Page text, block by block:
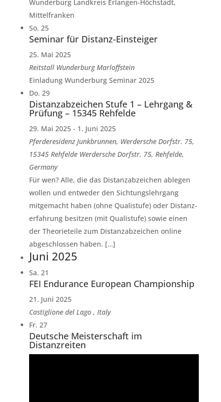
Wunderburg Landkreis Erlangen-Höchstadt,
Mittelfranken
So. 25
Seminar für Distanz-Einsteiger
25. Mai 2025
Reitstall WunderburgMarloffstein
Einladung Wunderburg Seminar 2025
Do. 29
Distanzabzeichen Stufe 1 – Lehrgang &
Prüfung – 15345 Rehfelde
29. Mai 2025- 1. Juni 2025
Pferderesidenz Junkbrunnen, Werdersche Dorfstr. 75,
15345 Rehfelde Werdersche Dorfstr. 75, Rehfelde,
Germany
Für wen? Alle, die das Distanzabzeichen ablegen
wollen und entweder den Sichtungslehrgang
mitgemacht haben (ohne Qualistufe) oder Distanz­
erfahrung besitzen (mit Qualistufe) sowie einen
der Theorieteile zum Distanzabzeichen online
abgeschlossen haben. […]
Juni 2025
Sa. 21
FEI Endurance European Championship
21. Juni 2025
Castiglione del Lago , Italy
Fr. 27
Deutsche Meisterschaft im
Distanzreiten